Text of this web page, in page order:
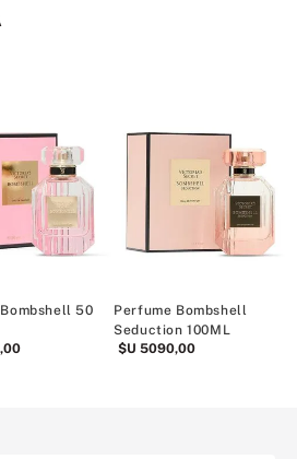
50
,00
Perfume Bombshell
Seduction 100ML
$U 5090,00